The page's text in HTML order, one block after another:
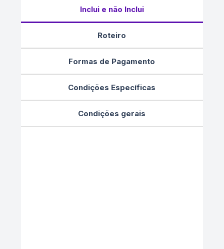
Inclui e não Inclui
Roteiro
Formas de Pagamento
Condições Específicas
Condições gerais